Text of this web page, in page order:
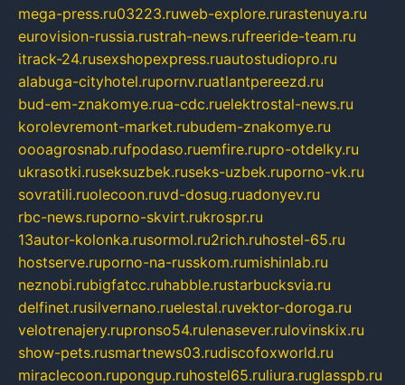
mega-press.ru03223.ruweb-explore.rurastenuya.ru
eurovision-russia.rustrah-news.rufreeride-team.ru
itrack-24.rusexshopexpress.ruautostudiopro.ru
alabuga-cityhotel.rupornv.ruatlantpereezd.ru
bud-em-znakomye.rua-cdc.ruelektrostal-news.ru
korolevremont-market.rubudem-znakomye.ru
oooagrosnab.rufpodaso.ruemfire.rupro-otdelky.ru
ukrasotki.ruseksuzbek.ruseks-uzbek.ruporno-vk.ru
sovratili.ruolecoon.ruvd-dosug.ruadonyev.ru
rbc-news.ruporno-skvirt.rukrospr.ru
13autor-kolonka.rusormol.ru2rich.ruhostel-65.ru
hostserve.ruporno-na-russkom.rumishinlab.ru
neznobi.rubigfatcc.ruhabble.rustarbucksvia.ru
delfinet.rusilvernano.ruelestal.ruvektor-doroga.ru
velotrenajery.rupronso54.rulenasever.rulovinskix.ru
show-pets.rusmartnews03.rudiscofoxworld.ru
miraclecoon.rupongup.ruhostel65.ruliura.ruglasspb.ru